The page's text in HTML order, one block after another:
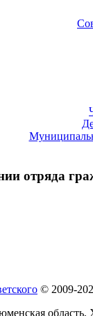
отряда
© 2009-